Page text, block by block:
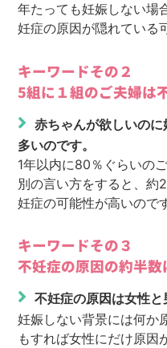
年たっても妊娠しない場
妊症の原因が隠れている
キーワードその２
5組に１組のご夫婦は
赤ちゃんが欲しいの
多いのです。
1年以内に80％ぐらいの
別の言い方をすると、約
妊症の可能性が高いので
キーワードその３
不妊症の原因の約半
不妊症の原因は女性と
妊娠しない背景には何か
もすれば女性にだけ原因